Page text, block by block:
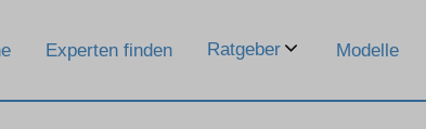
Experten finden Ratgeber Modelle